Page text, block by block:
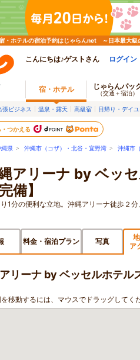
・ホテルの宿泊予約はじゃらんnet ～日本最大級
こんにちは♪ゲストさん ログイン
宿・ホテル じゃらんパッ
（交通＋宿泊）
張ビジネス 温泉・露天 高級宿 日帰り・デイユ
つかえる
縄県 > 沖縄市（コザ）・北谷・宜野湾 > 沖縄市
アリーナ by ベッ
備】
1分の便利な立地。沖縄アリーナ徒歩２
料金・宿泊プラン 写真
ア
リーナ by ベッセルホテル
移動するには、マウスでドラッグしてく